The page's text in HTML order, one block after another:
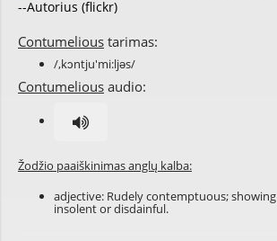
--Autorius (flickr)
Contumelious tarimas:
/,kɔntju'mi:ljəs/
Contumelious audio:
Žodžio paaiškinimas anglų kalba:
adjective: Rudelycontemptuous; showing
insolentordisdainful.